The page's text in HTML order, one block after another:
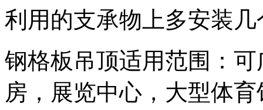
利用的支承物上多安装几
钢格板吊顶适用范围：
房，展览中心，大型体